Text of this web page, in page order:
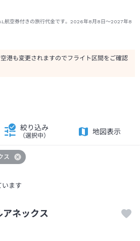
航空券付きの旅行代金です。2026年8月8日～2027年8
港も変更されますのでフライト区間をご確認
います
絞り込み
（選択中）
地図表示
ス
アネックス